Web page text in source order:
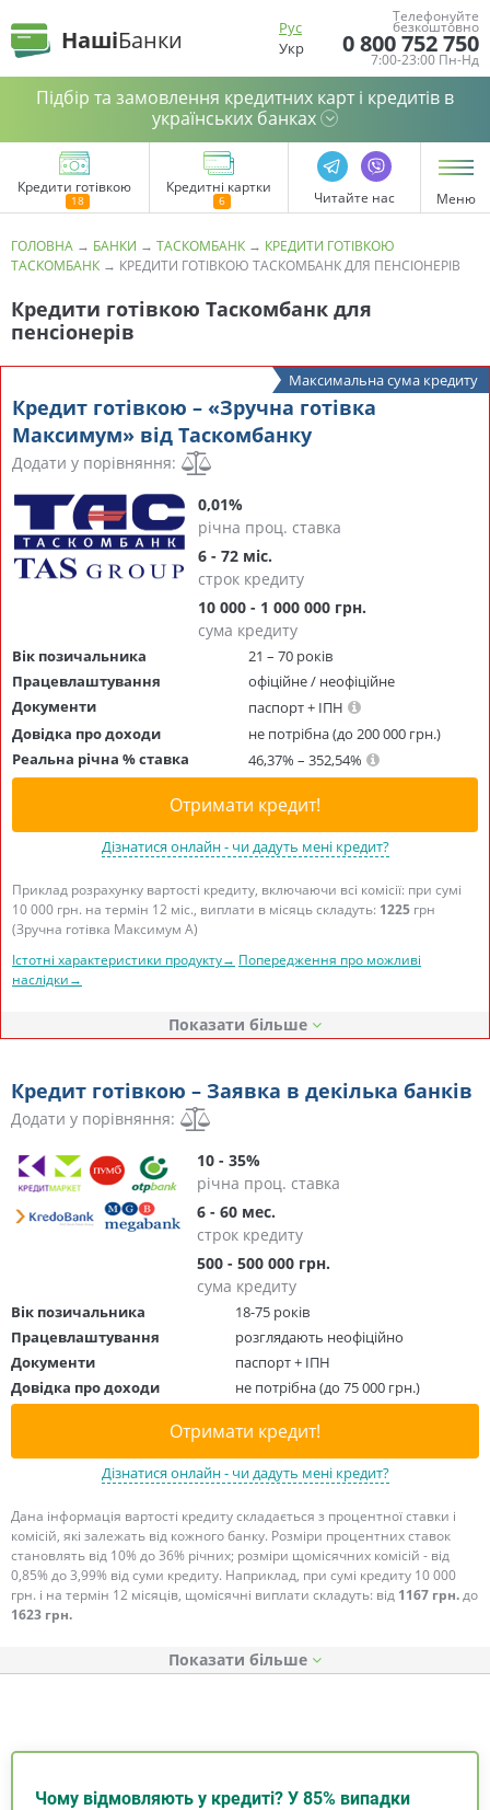
НашіБанки
Рус
Укр
Телефонуйте
безкоштовно
0 800 752 750
7:00-23:00 Пн-Нд
Підбір та замовлення кредитних карт і кредитів в
українських банках
Кредити готівкою Кредитні картки
Читайте нас Меню
ГОЛОВНА → БАНКИ → ТАСКОМБАНК → КРЕДИТИ ГОТІВКОЮ
ТАСКОМБАНК → КРЕДИТИ ГОТІВКОЮ ТАСКОМБАНК ДЛЯ ПЕНСІОНЕРІВ
Кредити готівкою Таскомбанк для
пенсіонерів
Максимальна сума кредиту
Кредит готівкою – «Зручна готівка
Максимум» від Таскомбанку
Додати у порівняння:
0,01%
річна проц. ставка
6 - 72 міс.
строк кредиту
10 000 - 1 000 000 грн.
сума кредиту
Вік позичальника
21 – 70 років
Працевлаштування
офіційне / неофіційне
Документи
паспорт + ІПН
Довідка про доходи
не потрібна (до 200 000 грн.)
Реальна річна % ставка
46,37% – 352,54%
Отримати кредит!
Дізнатися онлайн - чи дадуть мені кредит?
Приклад розрахунку вартості кредиту, включаючи всі комісії: при сумі
10 000 грн. на термін 12 міс., виплати в місяць складуть: 1225 грн
(Зручна готівка Максимум А)
Істотні характеристики продукту→ Попередження про можливі
наслідки→
Показати
Кредит готівкою – Заявка в декілька банків
Додати у порівняння:
10 - 35%
річна проц. ставка
6 - 60 мес.
строк кредиту
500 - 500 000 грн.
сума кредиту
Вік позичальника
18-75 років
Працевлаштування
розглядають неофіційно
Документи
паспорт + ІПН
Довідка про доходи
не потрібна (до 75 000 грн.)
Отримати кредит!
Дізнатися онлайн - чи дадуть мені кредит?
Дана інформація вартості кредиту складається з процентної ставки і
комісій, які залежать від кожного банку. Розміри процентних ставок
становлять від 10% до 36% річних; розміри щомісячних комісій - від
0,85% до 3,99% від суми кредиту. Наприклад, при сумі кредиту 10 000
грн. і на термін 12 місяців, щомісячні виплати складуть: від 1167 грн.до
1623 грн.
Показати
Чому відмовляють у кредиті? У 85% випадки